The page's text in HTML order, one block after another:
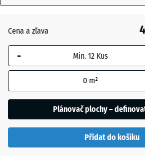
zelená
+ 26,00 Kč
Cena a zľava
-
0 m²
Plánovač plochy –
Přidat do košíku